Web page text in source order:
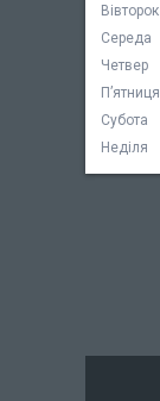
Вівторок
Середа
Четвер
Пʼятниця
Субота
Неділя